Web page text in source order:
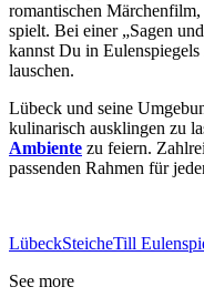
romantischen
spielt. Bei einer „Sagen
kannst Du in
lauschen.
Lübeck und seine
kulinarisch ausklingen zu
Ambiente zu feiern.
passenden Rahmen für
LübeckSteicheTill
See more